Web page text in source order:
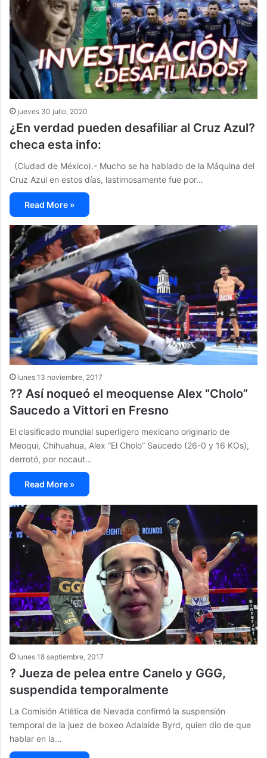
jueves 30 julio, 2020
¿En verdad pueden desafiliar al Cruz Azul?
checa esta info:
(Ciudad de México).- Mucho se ha hablado de la Máquina del
Cruz Azul en estos días, lastimosamente fue por…
Read More »
lunes 13 noviembre, 2017
?? Así noqueó el meoquense Alex “Cholo”
Saucedo a Vittori en Fresno
El clasificado mundial superligero mexicano originario de
Meoqui, Chihuahua, Alex “El Cholo” Saucedo (26-0 y 16 KOs),
derrotó, por nocaut…
Read More »
lunes 18 septiembre, 2017
? Jueza de pelea entre Canelo y GGG,
suspendida temporalmente
La Comisión Atlética de Nevada confirmó la suspensión
temporal de la juez de boxeo Adalaide Byrd, quien dio de que
hablar en la…